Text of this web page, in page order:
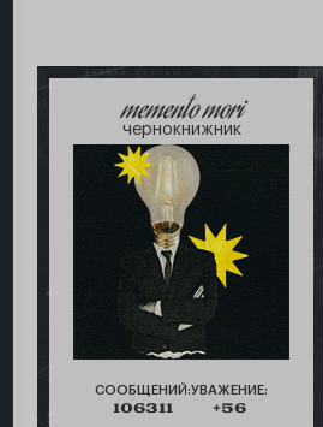
memento mori
чернокнижник
СООБЩЕНИЙ:
106311
УВАЖЕНИЕ:
+56